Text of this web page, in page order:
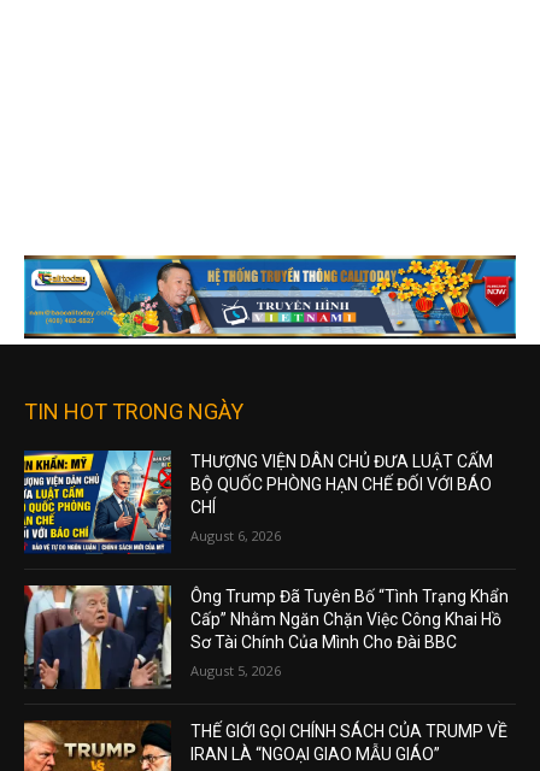
TIN HOT TRONG NGÀY
THƯỢNG VIỆN DÂN CHỦ ĐƯA LUẬT CẤM
BỘ QUỐC PHÒNG HẠN CHẾ ĐỐI VỚI BÁO
CHÍ
August 6, 2026
Ông Trump Đã Tuyên Bố “Tình Trạng Khẩn
Cấp” Nhằm Ngăn Chặn Việc Công Khai Hồ
Sơ Tài Chính Của Mình Cho Đài BBC
August 5, 2026
THẾ GIỚI GỌI CHÍNH SÁCH CỦA TRUMP VỀ
IRAN LÀ “NGOẠI GIAO MẪU GIÁO”